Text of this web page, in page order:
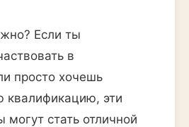
Если ты
в
просто хочешь
квалификацию, эти
могут стать отличной